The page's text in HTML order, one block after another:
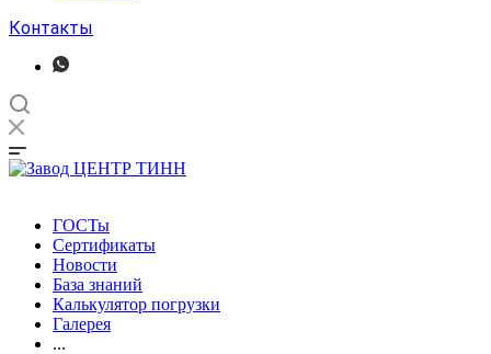
Контакты
ГОСТы
Сертификаты
Новости
База знаний
Калькулятор погрузки
Галерея
...